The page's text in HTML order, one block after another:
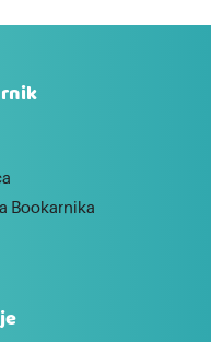
Bookarnika